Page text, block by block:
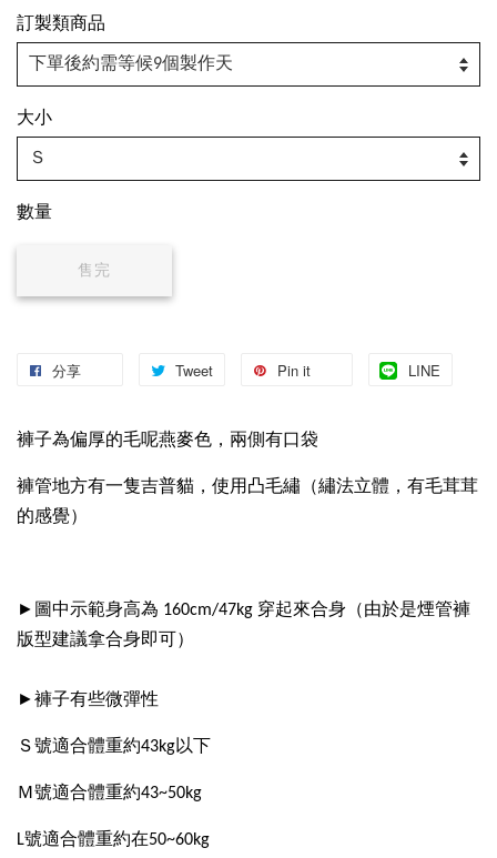
訂製類商品
大小
數量
售完
分享 Tweet Pin it LINE
褲子為偏厚的毛呢燕麥色，兩側有口袋
褲管地方有一隻吉普貓，使用凸毛繡（繡法立體，有毛茸茸
的感覺）
►圖中示範身高為 160cm/47kg 穿起來合身（由於是煙管褲
版型建議拿合身即可）
►褲子有些微彈性
Ｓ號適合體重約43kg以下
Ｍ號適合體重約43~50kg
L號適合體重約在50~60kg